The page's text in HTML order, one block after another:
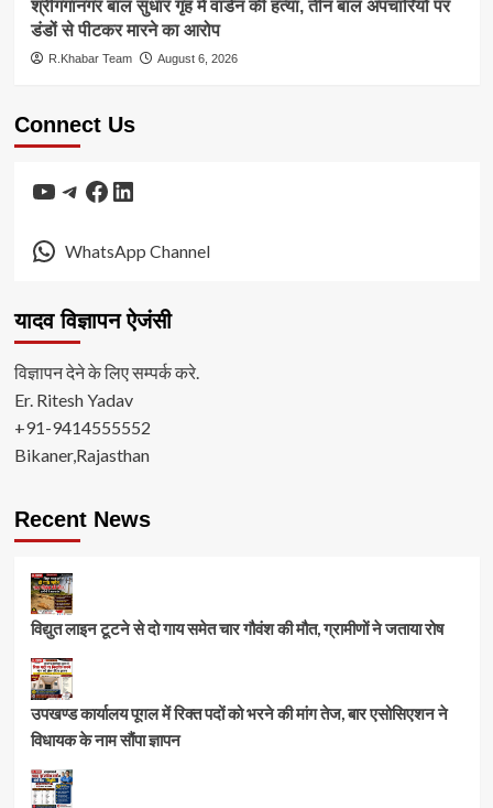
श्रीगंगानगर बाल सुधार गृह में वार्डन की हत्या, तीन बाल अपचारियों पर
डंडों से पीटकर मारने का आरोप
R.Khabar Team August 6, 2026
Connect Us
YouTube
Telegram
Facebook
LinkedIn
WhatsApp Channel
यादव विज्ञापन ऐजंसी
विज्ञापन देने के लिए सम्पर्क करे.
Er. Ritesh Yadav
+91-9414555552
Bikaner,Rajasthan
Recent News
विद्युत लाइन टूटने से दो गाय समेत चार गौवंश की मौत, ग्रामीणों ने जताया रोष
उपखण्ड कार्यालय पूगल में रिक्त पदों को भरने की मांग तेज, बार एसोसिएशन ने
विधायक के नाम सौंपा ज्ञापन